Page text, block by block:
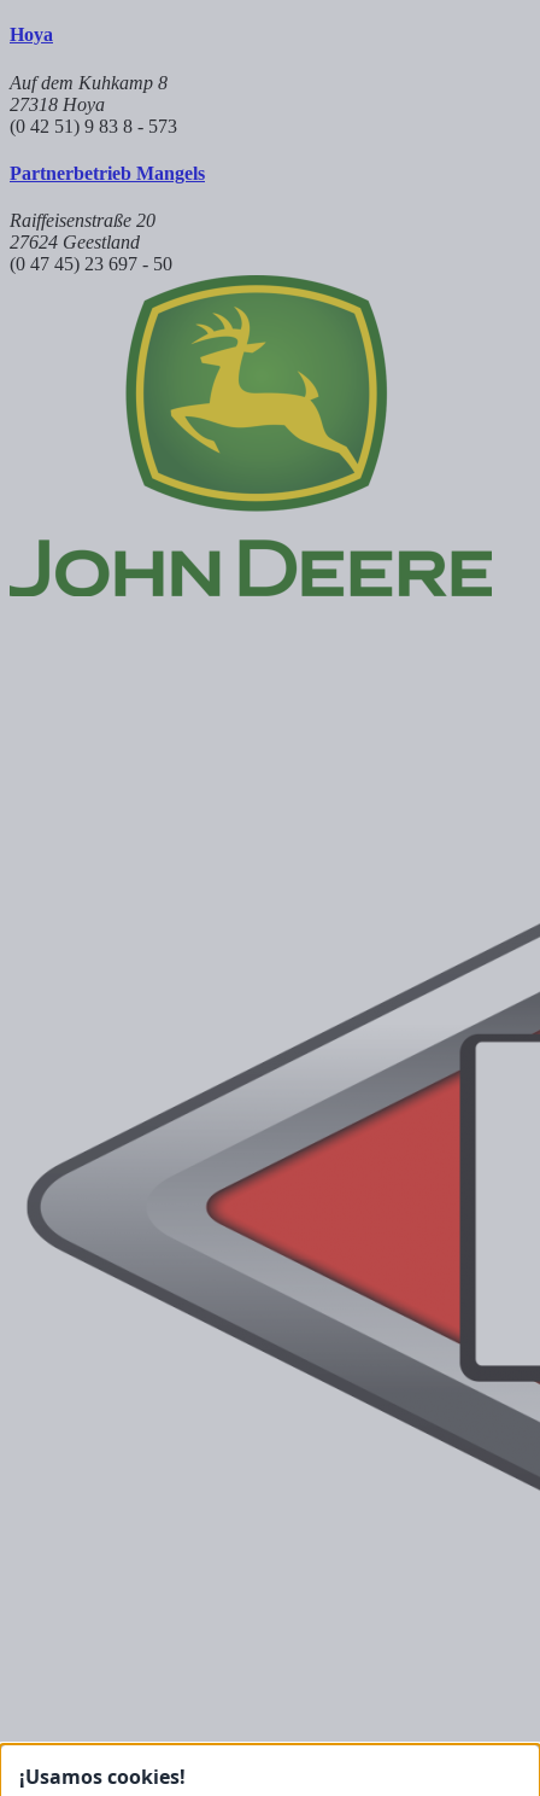
Hoya
Auf dem Kuhkamp 8
27318 Hoya
(0 42 51) 9 83 8 - 573
Partnerbetrieb Mangels
Raiffeisenstraße 20
27624 Geestland
(0 47 45) 23 697 - 50
¡Usamos cookies!